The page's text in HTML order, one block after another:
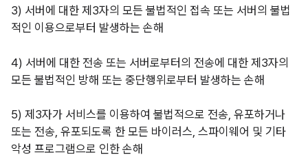
3) 서버에 대한 제3자의 모든 불법적인 접속 또는 서버의 불법
적인 이용으로부터 발생하는 손해
4) 서버에 대한 전송 또는 서버로부터의 전송에 대한 제3자의
모든 불법적인 방해 또는 중단행위로부터 발생하는 손해
5) 제3자가 서비스를 이용하여 불법적으로 전송, 유포하거나
또는 전송, 유포되도록 한 모든 바이러스, 스파이웨어 및 기타
악성 프로그램으로 인한 손해